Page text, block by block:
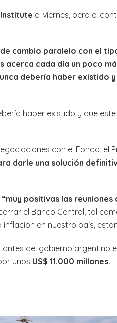
el viernes, pero el
cambio paralelo con el
acerca cada día un poco
debería haber existido
haber existido y que
con el Fondo, el
darle una solución
“muy positivas las reuniones
el Banco Central, tal
en nuestro país,
del gobierno argentino
unos US$ 11.000 millones.